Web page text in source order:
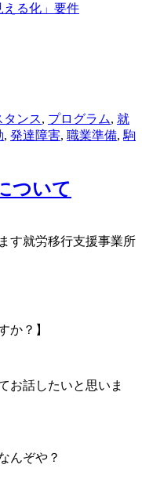
える化」要件
タンス, プログラム, 就
, 発達障害, 職業準備, 駒
ついて
す就労移行支援事業所
か？】
お話したいと思いま
んぞや？